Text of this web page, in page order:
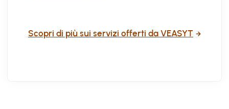
Scopri di più sui servizi offerti da VEASYT